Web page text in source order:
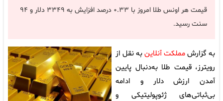
قیمت هر اونس طلا امروز با ۰‌.۳۳ درصد افزایش به ۳۳۴۹ دلار و ۹۴
سنت رسید.
به گزارشمملکت آنلاینبه نقل از
رویترز، قیمت طلا به‌دنبال پایین
آمدن ارزش دلار و ادامه
بی‌ثباتی‌های ژئوپولیتیکی و